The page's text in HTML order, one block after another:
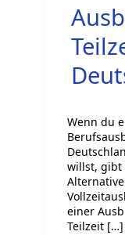
Wenn du
willst, gibt
einer
Teilzeit […]